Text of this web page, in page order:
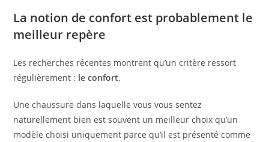
La notion de confort est probablement le
meilleur repère
Les recherches récentes montrent qu’un critère ressort
régulièrement : le confort.
Une chaussure dans laquelle vous vous sentez
naturellement bien est souvent un meilleur choix qu’un
modèle choisi uniquement parce qu’il est présenté comme